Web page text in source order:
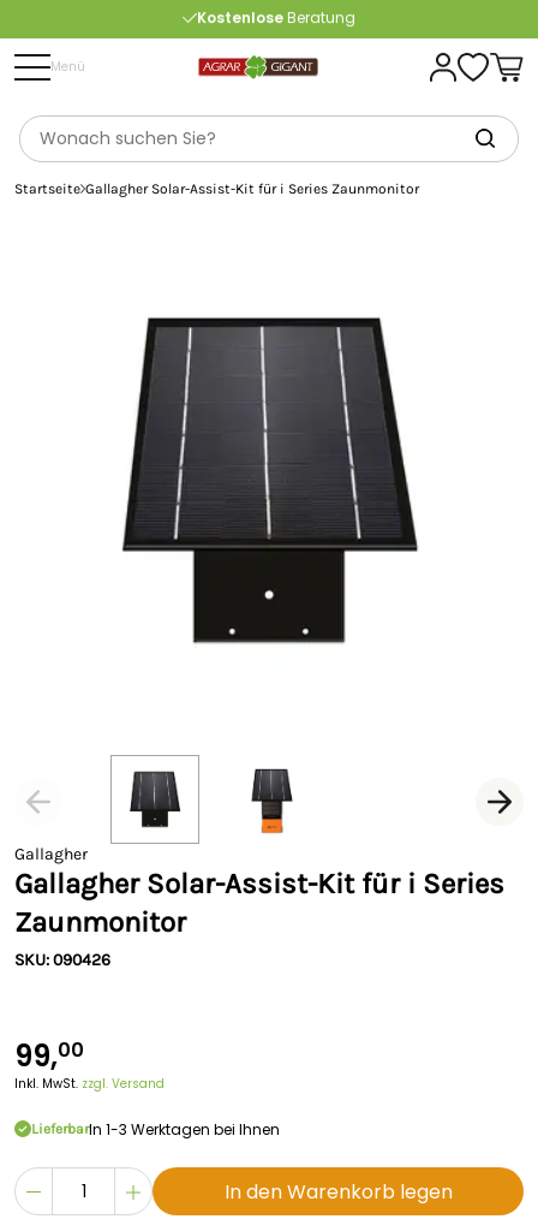
KostenloseBeratung
ab 175 € (in DE) – außer Sperrgut
Menü
Startseite Gallagher Solar-Assist-Kit für i Series Zaunmonitor
Gallagher
Gallagher Solar-Assist-Kit für i Series
Zaunmonitor
SKU: 090426
99,00
Inkl. MwSt. zzgl. Versand
LieferbarIn 1-3 Werktagen bei Ihnen
In den Warenkorb legen